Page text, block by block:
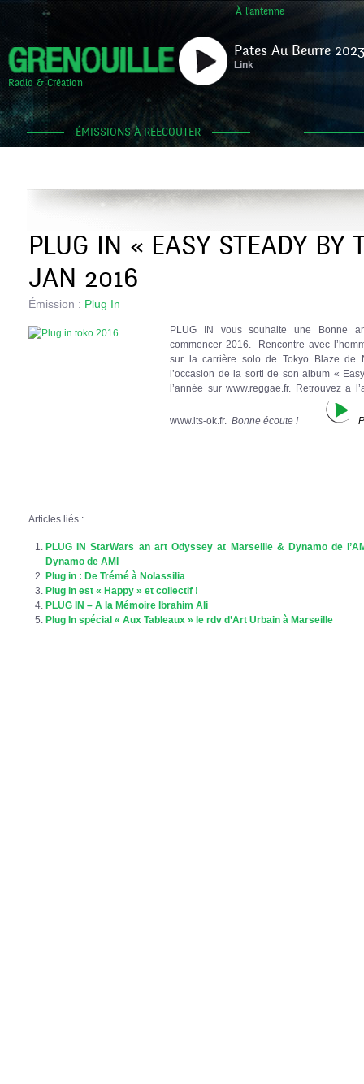
À l'antenne
Radio & Création
Pates Au Beurre
Link
ÉMISSIONS À RÉECOUTER
PLUG IN « EASY STEADY BY
JAN 2016
Émission : Plug In
PLUG IN vous souhaite une Bonne
commencer 2016. Rencontre avec
sur la carrière solo de Tokyo Blaze
l’occasion de la sorti de son album «
l’année sur www.reggae.fr. Retrouvez a
www.its-ok.fr. Bonne écoute !
Articles liés :
PLUG IN StarWars an art Odyssey at Marseille & Dynamo de
Dynamo de AMI
Plug in : De Trémé à Nolassilia
Plug in est « Happy » et collectif !
PLUG IN – A la Mémoire Ibrahim Ali
Plug In spécial « Aux Tableaux » le rdv d’Art Urbain à Marseille